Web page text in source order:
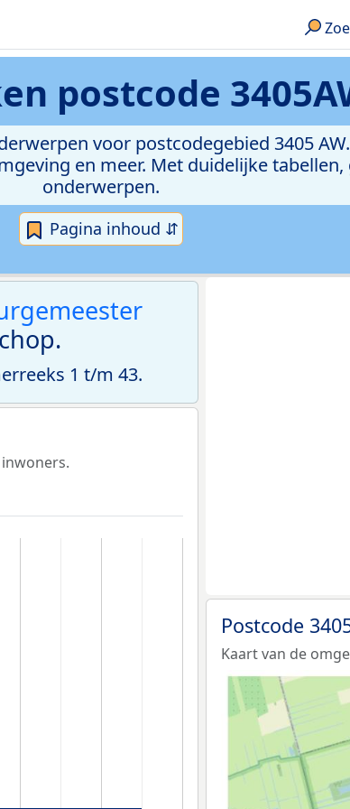
postcode
voor postcodegebied 3405
en meer. Met duidelijke
onderwerpen.
Pagina inhoud ⇵
1 t/m 43.
Postcode
Kaart van de